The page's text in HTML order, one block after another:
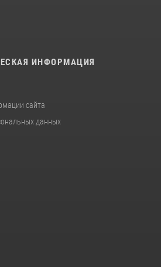
ИНФОРМАЦИЯ
сайта
данных